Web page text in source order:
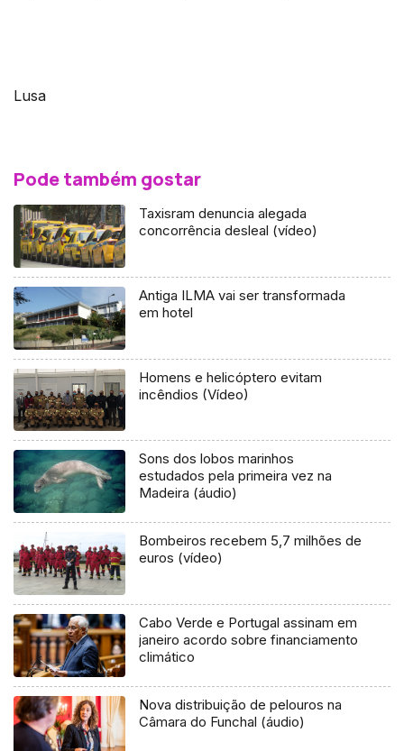
Lusa
Pode também gostar
Taxisram denuncia alegada
concorrência desleal (vídeo)
Antiga ILMA vai ser transformada
em hotel
Homens e helicóptero evitam
incêndios (Vídeo)
Sons dos lobos marinhos
estudados pela primeira vez na
Madeira (áudio)
Bombeiros recebem 5,7 milhões de
euros (vídeo)
Cabo Verde e Portugal assinam em
janeiro acordo sobre financiamento
climático
Nova distribuição de pelouros na
Câmara do Funchal (áudio)